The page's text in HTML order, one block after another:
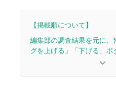
【掲載順について】
編集部の調査結果を元に、
グを上げる」「下げる」ボ
keyboard_arrow_down